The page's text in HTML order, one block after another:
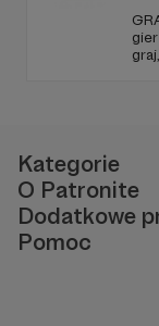
Kategorie
O Patronite
Dodatkowe
Pomoc